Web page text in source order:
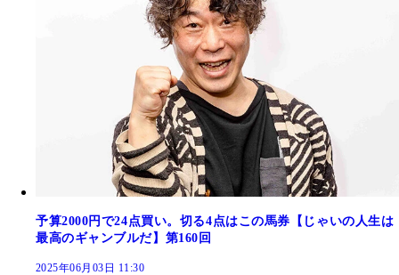
予算2000円で24点買い。切る4点はこの馬券【じゃいの人生は
最高のギャンブルだ】第160回
2025年06月03日 11:30